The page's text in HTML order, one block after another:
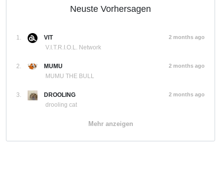
Neuste Vorhersagen
1.
VIT
V.I.T.R.I.O.L. Network
2 months ago
2.
MUMU
MUMU THE BULL
2 months ago
3.
DROOLING
drooling cat
2 months ago
Mehr anzeigen